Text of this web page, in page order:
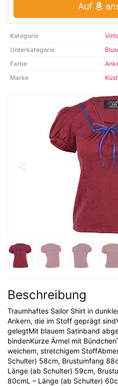
Auf
Kategorie
Unterkategorie
Farbe
Marke
Beschreibung
Traumhaftes Sailor Shirt in
Ankern, die im Stoff geprägt
gelegtMit blauem Satinband
bindenKurze Ärmel mit
weichem, stretchigem
Schulter) 58cm, Brustumfang
Länge (ab Schulter) 59cm,
80cmL – Länge (ab Schulter)